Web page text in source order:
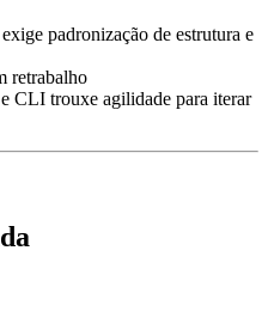
padronização de estrutura e
retrabalho
CLI trouxe agilidade para iterar